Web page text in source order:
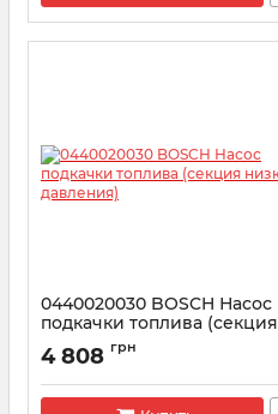
0440020030 BOSCH Насос
подкачки топлива (секция
низкого давления)
Артикул:
4 808 грн